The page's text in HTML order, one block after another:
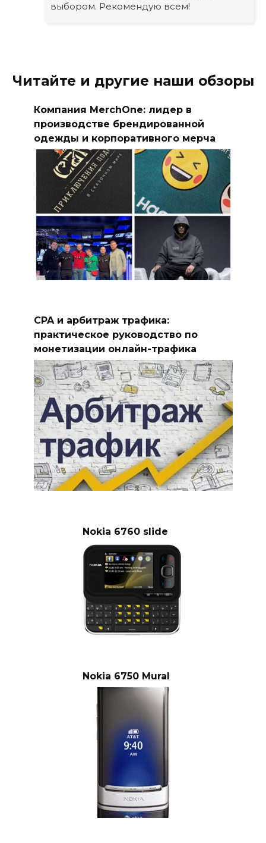
выбором. Рекомендую всем!
Читайте и другие наши обзоры
Компания MerchOne: лидер в
производстве брендированной
одежды и корпоративного мерча
CPA и арбитраж трафика:
практическое руководство по
монетизации онлайн-трафика
Nokia 6760 slide
Nokia 6750 Mural